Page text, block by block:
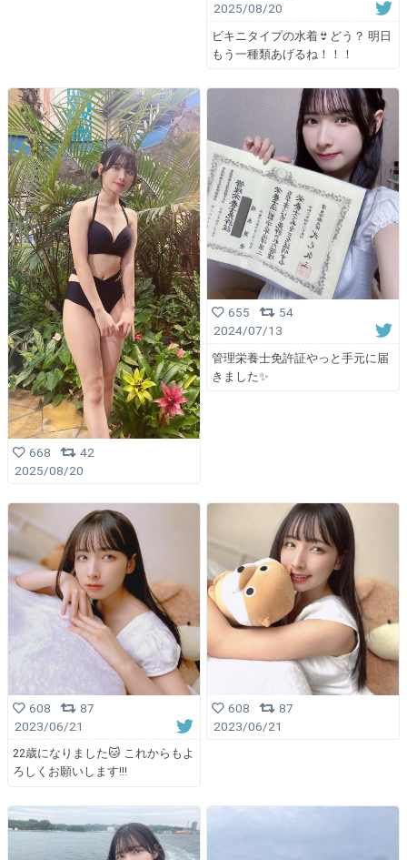
2025/08/20
ビキニタイプの水着👙どう？ 明日
もう一種類あげるね！！！
668
42
2025/08/20
655
54
2024/07/13
管理栄養士免許証やっと手元に届
きました✨️
608
87
2023/06/21
22歳になりました🐱 これからもよ
ろしくお願いします!!!
608
87
2023/06/21